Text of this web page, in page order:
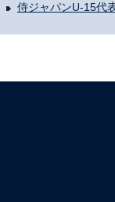
侍ジャパンU-15代